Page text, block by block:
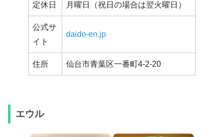
定休日 月曜日（祝日の場合は翌火曜日）
公式サ
イト
daido-en.jp
住所 仙台市青葉区一番町4-2-20
エウル